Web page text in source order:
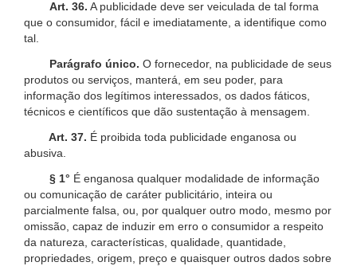
Art. 36. A publicidade deve ser veiculada de tal forma
que o consumidor, fácil e imediatamente, a identifique como
tal.
Parágrafo único. O fornecedor, na publicidade de seus
produtos ou serviços, manterá, em seu poder, para
informação dos legítimos interessados, os dados fáticos,
técnicos e científicos que dão sustentação à mensagem.
Art. 37. É proibida toda publicidade enganosa ou
abusiva.
§ 1° É enganosa qualquer modalidade de informação
ou comunicação de caráter publicitário, inteira ou
parcialmente falsa, ou, por qualquer outro modo, mesmo por
omissão, capaz de induzir em erro o consumidor a respeito
da natureza, características, qualidade, quantidade,
propriedades, origem, preço e quaisquer outros dados sobre